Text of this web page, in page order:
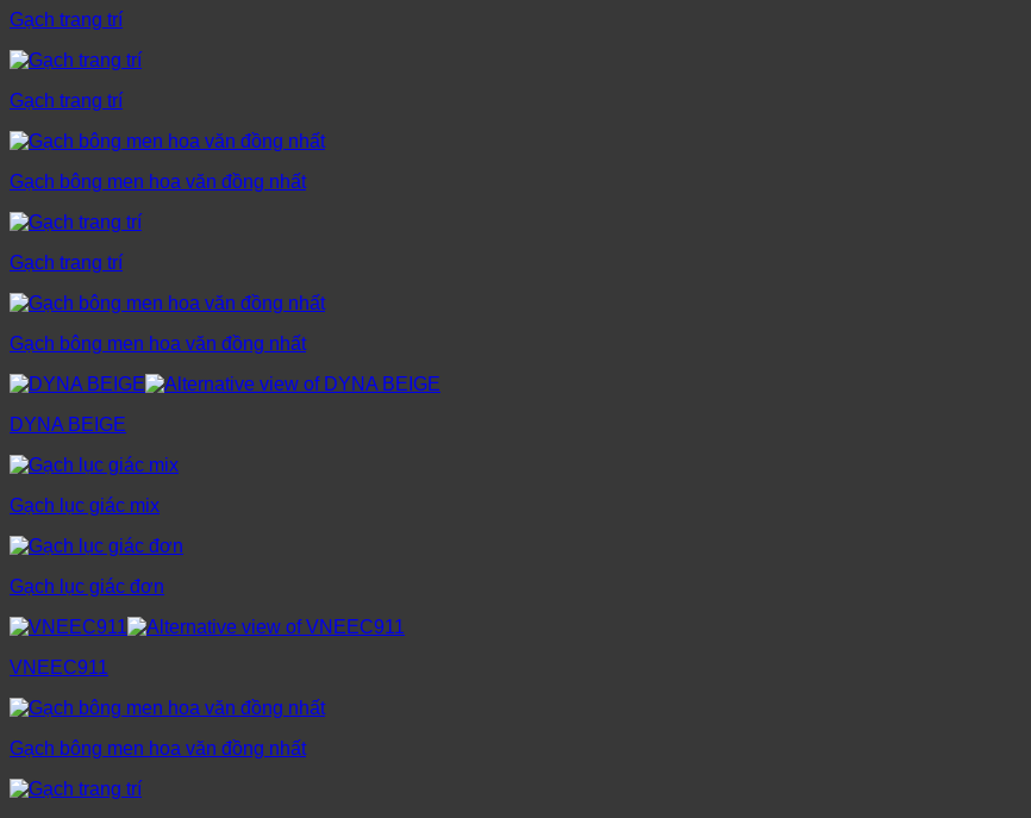
Gạch trang trí
Gạch trang trí
Gạch bông men hoa văn đồng nhất
Gạch trang trí
Gạch bông men hoa văn đồng nhất
DYNA BEIGE
Gạch lục giác mix
Gạch lục giác đơn
VNEEC911
Gạch bông men hoa văn đồng nhất